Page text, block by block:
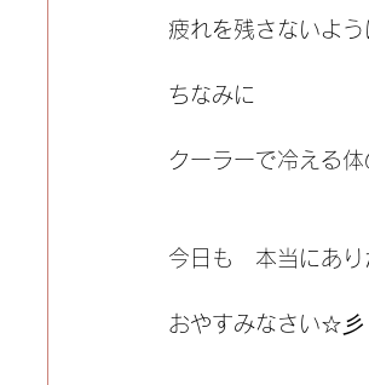
疲れを残さないよ
ちなみに
クーラーで冷える
今日も　本当にあ
おやすみなさい☆彡